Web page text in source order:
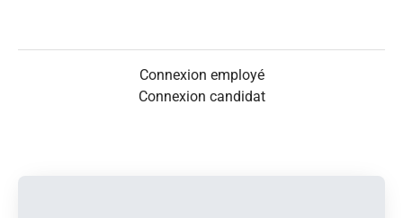
Connexion employé
Connexion candidat